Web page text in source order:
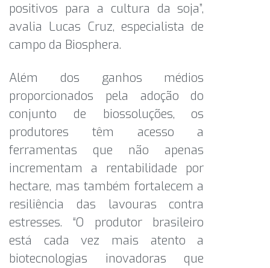
positivos para a cultura da soja”,
avalia Lucas Cruz, especialista de
campo da Biosphera.
Além dos ganhos médios
proporcionados pela adoção do
conjunto de biossoluções, os
produtores têm acesso a
ferramentas que não apenas
incrementam a rentabilidade por
hectare, mas também fortalecem a
resiliência das lavouras contra
estresses. “O produtor brasileiro
está cada vez mais atento a
biotecnologias inovadoras que